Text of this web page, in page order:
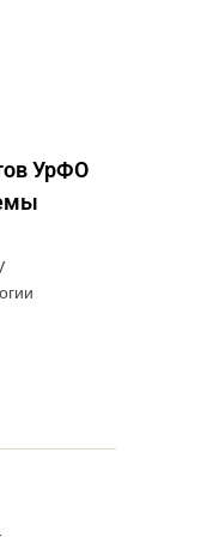
УрФО